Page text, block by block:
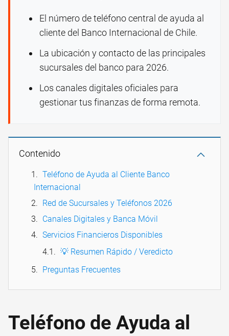
El número de teléfono central de ayuda al
cliente del Banco Internacional de Chile.
La ubicación y contacto de las principales
sucursales del banco para 2026.
Los canales digitales oficiales para
gestionar tus finanzas de forma remota.
Contenido
Teléfono de Ayuda al Cliente Banco
Internacional
Red de Sucursales y Teléfonos 2026
Canales Digitales y Banca Móvil
Servicios Financieros Disponibles
💡 Resumen Rápido / Veredicto
Preguntas Frecuentes
Teléfono de Ayuda al